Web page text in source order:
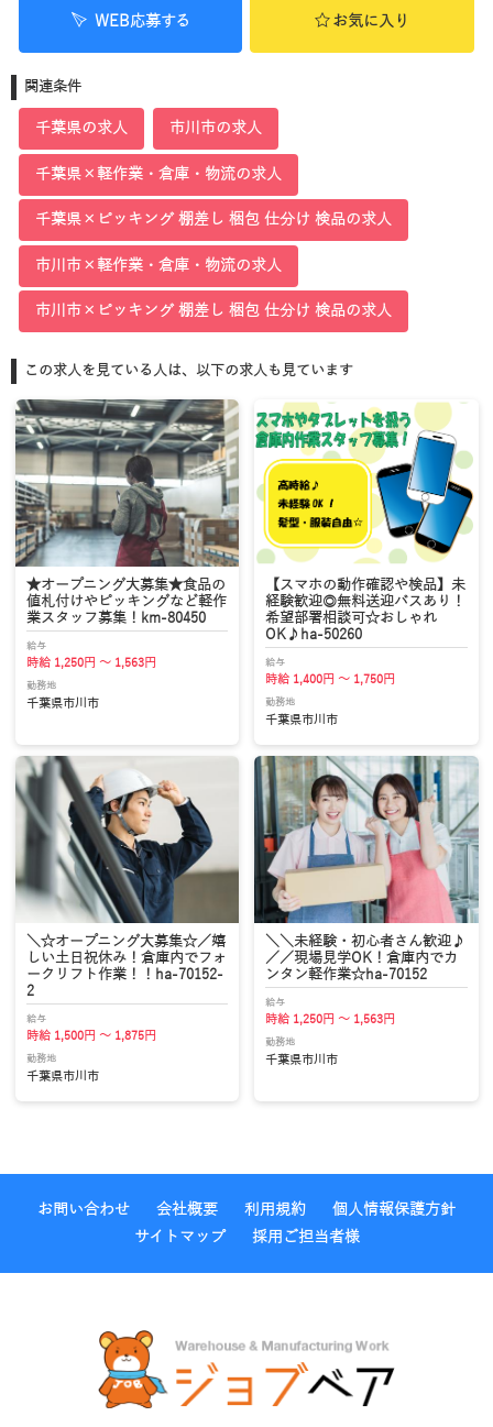
WEB応募する お気に入り
関連条件
千葉県の求人 市川市の求人
千葉県×軽作業・倉庫・物流の求人
千葉県×ピッキング 棚差し 梱包 仕分け 検品の求人
市川市×軽作業・倉庫・物流の求人
市川市×ピッキング 棚差し 梱包 仕分け 検品の求人
この求人を見ている人は、以下の求人も見ています
★オープニング大募集★食品の
値札付けやピッキングなど軽作
業スタッフ募集！km-80450
給与
時給 1,250円 ～ 1,563円
勤務地
千葉県市川市
【スマホの動作確認や検品】未
経験歓迎◎無料送迎バスあり！
希望部署相談可☆おしゃれ
OK♪ha-50260
給与
時給 1,400円 ～ 1,750円
勤務地
千葉県市川市
＼☆オープニング大募集☆／嬉
しい土日祝休み！倉庫内でフォ
ークリフト作業！！ha-70152-
2
給与
時給 1,500円 ～ 1,875円
勤務地
千葉県市川市
＼＼未経験・初心者さん歓迎♪
／／現場見学OK！倉庫内でカ
ンタン軽作業☆ha-70152
給与
時給 1,250円 ～ 1,563円
勤務地
千葉県市川市
お問い合わせ 会社概要 利用規約
個人情報保護方針
サイトマップ
採用ご担当者様